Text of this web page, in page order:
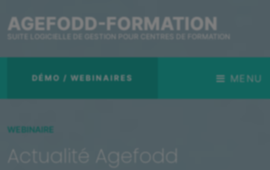
AGEFODD-FORMATION
SUITE LOGICIELLE DE GESTION POUR CENTRES DE FORMATION
DÉMO / WEBINAIRES MENU
WEBINAIRE
Actualité Agefodd